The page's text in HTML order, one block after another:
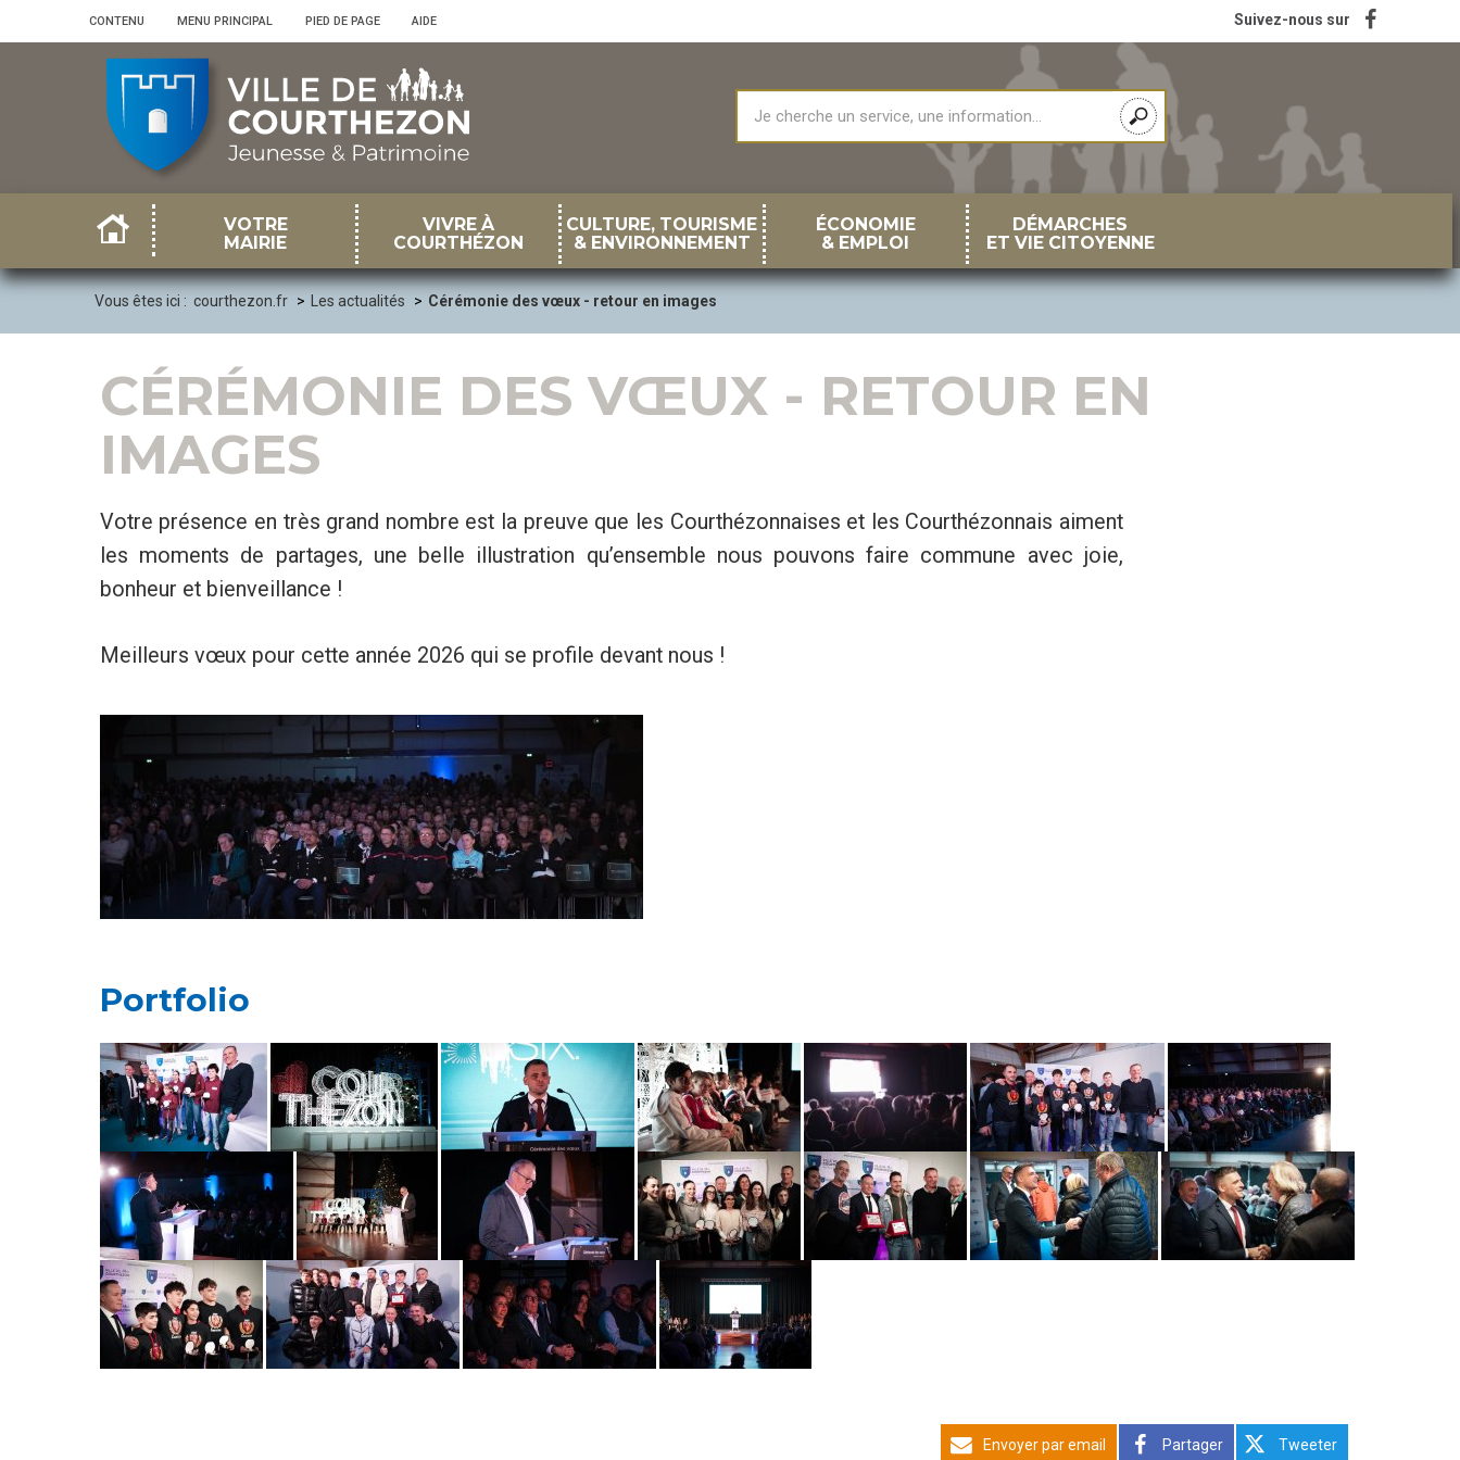
CONTENU MENU PRINCIPAL PIED DE PAGE AIDE
VOTRE
MAIRIE
VIVRE À
COURTHÉZON
CULTURE, TOURISME
& ENVIRONNEMENT
ÉCONOMIE
& EMPLOI
DÉMARCHES
ET VIE CITOYENNE
Suivez-nous sur
Vous êtes ici : courthezon.fr Les actualités Cérémonie des vœux - retour en images
CÉRÉMONIE DES VŒUX - RETOUR EN
IMAGES
Votre présence en très grand nombre est la preuve que les Courthézonnaises et les Courthézonnais aiment
les moments de partages, une belle illustration qu’ensemble nous pouvons faire commune avec joie,
bonheur et bienveillance !
Meilleurs vœux pour cette année 2026 qui se profile devant nous !
Portfolio
Envoyer par email Partager Tweeter